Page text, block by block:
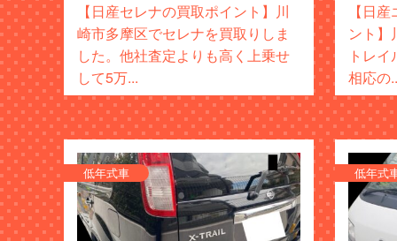
【日産セレナの買取ポイント】川
崎市多摩区でセレナを買取りしま
した。他社査定よりも高く上乗せ
して5万...
【日
ント】
トレ
相応の
低年式車 低年式